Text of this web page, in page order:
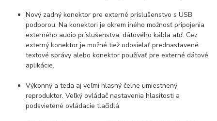
Nový zadný konektor pre externé príslušenstvo s USB
podporou. Na konektori je okrem iného možnosť pripojenia
externého audio príslušenstva, dátového kábla atď. Cez
externý konektor je možné tiež odosielať prednastavené
textové správy alebo konektor používať pre externé dátové
aplikácie.
Výkonný a teda aj veľmi hlasný čelne umiestnený
reproduktor. Veľký ovládač nastavenia hlasitosti a
podsvietené ovládacie tlačidlá.